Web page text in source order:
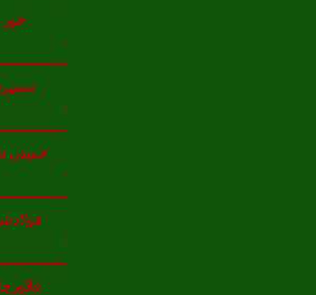
خور
سمیرم
خمینی شهر
فولادشهر
فلاورجان